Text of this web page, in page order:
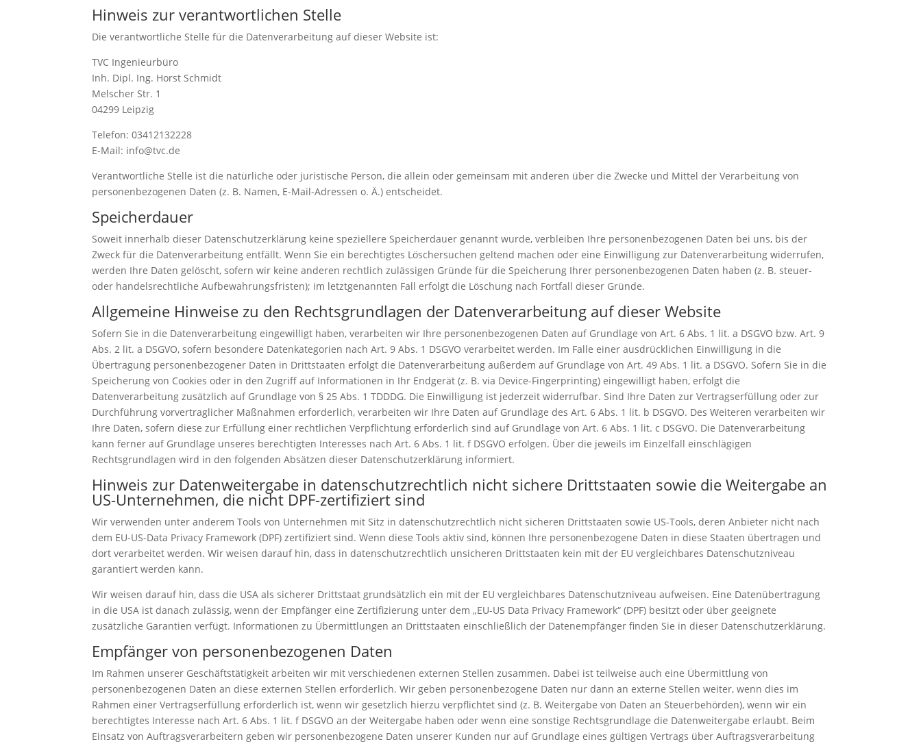
Hinweis zur verantwortlichen Stelle
Die verantwortliche Stelle für die Datenverarbeitung auf dieser Website ist:
TVC Ingenieurbüro
Inh. Dipl. Ing. Horst Schmidt
Melscher Str. 1
04299 Leipzig
Telefon: 03412132228
E-Mail: info@tvc.de
Verantwortliche Stelle ist die natürliche oder juristische Person, die allein oder gemeinsam mit anderen über die Zwecke und Mittel der Verarbeitung von
personenbezogenen Daten (z. B. Namen, E-Mail-Adressen o. Ä.) entscheidet.
Speicherdauer
Soweit innerhalb dieser Datenschutzerklärung keine speziellere Speicherdauer genannt wurde, verbleiben Ihre personenbezogenen Daten bei uns, bis der
Zweck für die Datenverarbeitung entfällt. Wenn Sie ein berechtigtes Löschersuchen geltend machen oder eine Einwilligung zur Datenverarbeitung widerrufen,
werden Ihre Daten gelöscht, sofern wir keine anderen rechtlich zulässigen Gründe für die Speicherung Ihrer personenbezogenen Daten haben (z. B. steuer-
oder handelsrechtliche Aufbewahrungsfristen); im letztgenannten Fall erfolgt die Löschung nach Fortfall dieser Gründe.
Allgemeine Hinweise zu den Rechtsgrundlagen der Datenverarbeitung auf dieser Website
Sofern Sie in die Datenverarbeitung eingewilligt haben, verarbeiten wir Ihre personenbezogenen Daten auf Grundlage von Art. 6 Abs. 1 lit. a DSGVO bzw. Art. 9
Abs. 2 lit. a DSGVO, sofern besondere Datenkategorien nach Art. 9 Abs. 1 DSGVO verarbeitet werden. Im Falle einer ausdrücklichen Einwilligung in die
Übertragung personenbezogener Daten in Drittstaaten erfolgt die Datenverarbeitung außerdem auf Grundlage von Art. 49 Abs. 1 lit. a DSGVO. Sofern Sie in die
Speicherung von Cookies oder in den Zugriff auf Informationen in Ihr Endgerät (z. B. via Device-Fingerprinting) eingewilligt haben, erfolgt die
Datenverarbeitung zusätzlich auf Grundlage von § 25 Abs. 1 TDDDG. Die Einwilligung ist jederzeit widerrufbar. Sind Ihre Daten zur Vertragserfüllung oder zur
Durchführung vorvertraglicher Maßnahmen erforderlich, verarbeiten wir Ihre Daten auf Grundlage des Art. 6 Abs. 1 lit. b DSGVO. Des Weiteren verarbeiten wir
Ihre Daten, sofern diese zur Erfüllung einer rechtlichen Verpflichtung erforderlich sind auf Grundlage von Art. 6 Abs. 1 lit. c DSGVO. Die Datenverarbeitung
kann ferner auf Grundlage unseres berechtigten Interesses nach Art. 6 Abs. 1 lit. f DSGVO erfolgen. Über die jeweils im Einzelfall einschlägigen
Rechtsgrundlagen wird in den folgenden Absätzen dieser Datenschutzerklärung informiert.
Hinweis zur Datenweitergabe in datenschutzrechtlich nicht sichere Drittstaaten sowie die Weitergabe an
US-Unternehmen, die nicht DPF-zertifiziert sind
Wir verwenden unter anderem Tools von Unternehmen mit Sitz in datenschutzrechtlich nicht sicheren Drittstaaten sowie US-Tools, deren Anbieter nicht nach
dem EU-US-Data Privacy Framework (DPF) zertifiziert sind. Wenn diese Tools aktiv sind, können Ihre personenbezogene Daten in diese Staaten übertragen und
dort verarbeitet werden. Wir weisen darauf hin, dass in datenschutzrechtlich unsicheren Drittstaaten kein mit der EU vergleichbares Datenschutzniveau
garantiert werden kann.
Wir weisen darauf hin, dass die USA als sicherer Drittstaat grundsätzlich ein mit der EU vergleichbares Datenschutzniveau aufweisen. Eine Datenübertragung
in die USA ist danach zulässig, wenn der Empfänger eine Zertifizierung unter dem „EU-US Data Privacy Framework“ (DPF) besitzt oder über geeignete
zusätzliche Garantien verfügt. Informationen zu Übermittlungen an Drittstaaten einschließlich der Datenempfänger finden Sie in dieser Datenschutzerklärung.
Empfänger von personenbezogenen Daten
Im Rahmen unserer Geschäftstätigkeit arbeiten wir mit verschiedenen externen Stellen zusammen. Dabei ist teilweise auch eine Übermittlung von
personenbezogenen Daten an diese externen Stellen erforderlich. Wir geben personenbezogene Daten nur dann an externe Stellen weiter, wenn dies im
Rahmen einer Vertragserfüllung erforderlich ist, wenn wir gesetzlich hierzu verpflichtet sind (z. B. Weitergabe von Daten an Steuerbehörden), wenn wir ein
berechtigtes Interesse nach Art. 6 Abs. 1 lit. f DSGVO an der Weitergabe haben oder wenn eine sonstige Rechtsgrundlage die Datenweitergabe erlaubt. Beim
Einsatz von Auftragsverarbeitern geben wir personenbezogene Daten unserer Kunden nur auf Grundlage eines gültigen Vertrags über Auftragsverarbeitung